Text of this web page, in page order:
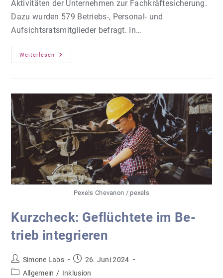
Aktivitäten der Unternehmen zur Fachkräftesicherung.
Dazu wurden 579 Betriebs-, Personal- und
Aufsichtsratsmitglieder befragt. In…
Weiterlesen
Ver.di-
Innovationsbarometer
Pexels Chevanon / pexels
Kurz­check: Ge­flüch­te­te im Be­
trieb in­te­grie­ren
Beitrags-
Autor:
Simone Labs
Beitrag
veröffentlicht:
26. Juni 2024
Beitrags-
Allgemein / Inklusion